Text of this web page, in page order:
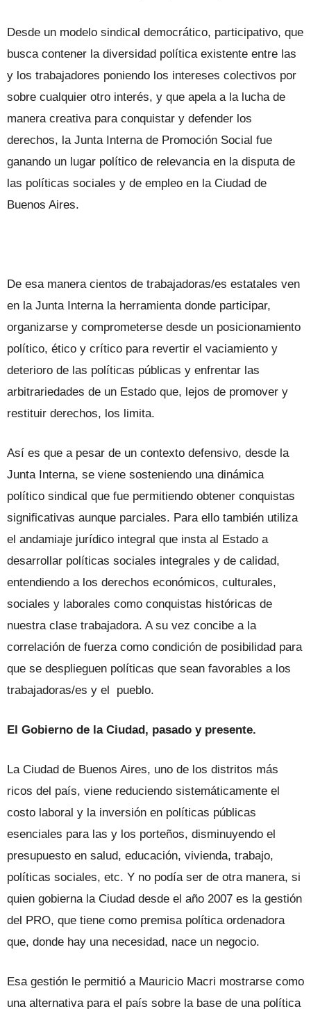
Desde un modelo sindical democrático, participativo, que
busca contener la diversidad política existente entre las
y los trabajadores poniendo los intereses colectivos por
sobre cualquier otro interés, y que apela a la lucha de
manera creativa para conquistar y defender los
derechos, la Junta Interna de Promoción Social fue
ganando un lugar político de relevancia en la disputa de
las políticas sociales y de empleo en la Ciudad de
Buenos Aires.
De esa manera cientos de trabajadoras/es estatales ven
en la Junta Interna la herramienta donde participar,
organizarse y comprometerse desde un posicionamiento
político, ético y crítico para revertir el vaciamiento y
deterioro de las políticas públicas y enfrentar las
arbitrariedades de un Estado que, lejos de promover y
restituir derechos, los limita.
Así es que a pesar de un contexto defensivo, desde la
Junta Interna, se viene sosteniendo una dinámica
político sindical que fue permitiendo obtener conquistas
significativas aunque parciales. Para ello también utiliza
el andamiaje jurídico integral que insta al Estado a
desarrollar políticas sociales integrales y de calidad,
entendiendo a los derechos económicos, culturales,
sociales y laborales como conquistas históricas de
nuestra clase trabajadora. A su vez concibe a la
correlación de fuerza como condición de posibilidad para
que se desplieguen políticas que sean favorables a los
trabajadoras/es y el pueblo.
El Gobierno de la Ciudad, pasado y presente.
La Ciudad de Buenos Aires, uno de los distritos más
ricos del país, viene reduciendo sistemáticamente el
costo laboral y la inversión en políticas públicas
esenciales para las y los porteños, disminuyendo el
presupuesto en salud, educación, vivienda, trabajo,
políticas sociales, etc. Y no podía ser de otra manera, si
quien gobierna la Ciudad desde el año 2007 es la gestión
del PRO, que tiene como premisa política ordenadora
que, donde hay una necesidad, nace un negocio.
Esa gestión le permitió a Mauricio Macri mostrarse como
una alternativa para el país sobre la base de una política